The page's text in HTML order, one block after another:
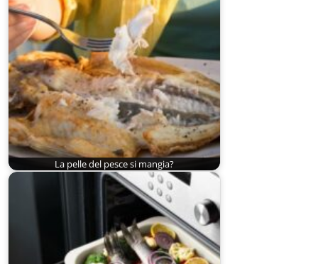
La pelle del pesce si mangia?